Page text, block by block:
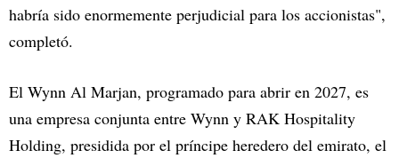
habría sido enormemente perjudicial para los accionistas",
completó.
El Wynn Al Marjan, programado para abrir en 2027, es
una empresa conjunta entre Wynn y RAK Hospitality
Holding, presidida por el príncipe heredero del emirato, el